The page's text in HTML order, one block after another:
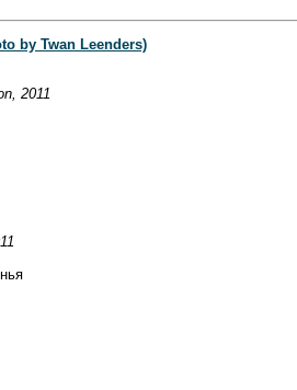
by Twan Leenders)
2011